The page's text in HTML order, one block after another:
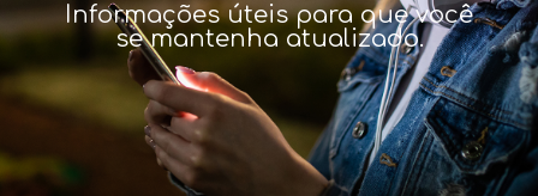
Informações úteis para que você
se mantenha atualizado.